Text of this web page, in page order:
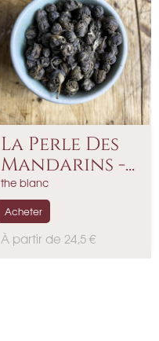
La Perle Des
Mandarins -...
the blanc
P
À partir de 24,5 €
Acheter